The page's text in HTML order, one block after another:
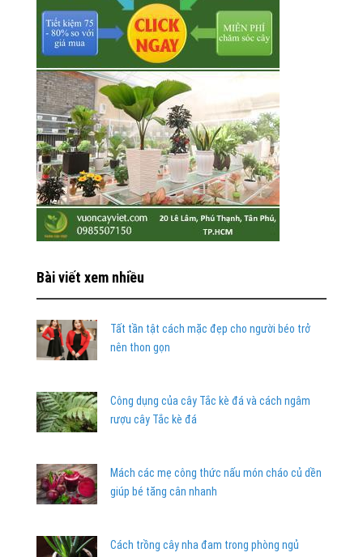
Bài viết xem nhiều
Tất tần tật cách mặc đẹp cho người béo trở
nên thon gọn
Công dụng của cây Tắc kè đá và cách ngâm
rượu cây Tắc kè đá
Mách các mẹ công thức nấu món cháo củ dền
giúp bé tăng cân nhanh
Cách trồng cây nha đam trong phòng ngủ